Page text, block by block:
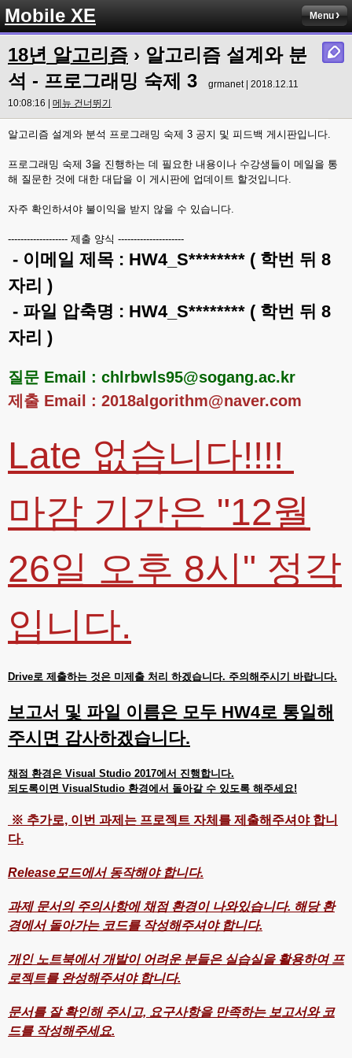
Mobile XE Menu
18년 알고리즘 › 알고리즘 설계와 분
석 - 프로그래밍 숙제 3
grmanet | 2018.12.11
10:08:16 | 메뉴 건너뛰기
알고리즘 설계와 분석 프로그래밍 숙제 3 공지 및 피드백 게시판입니다.
프로그래밍 숙제 3을 진행하는 데 필요한 내용이나 수강생들이 메일을 통
해 질문한 것에 대한 대답을 이 게시판에 업데이트 할것입니다.
자주 확인하셔야 불이익을 받지 않을 수 있습니다.
------------------- 제출 양식 ---------------------
- 이메일 제목 : HW4_S******** ( 학번 뒤 8
자리 )
- 파일 압축명 : HW4_S******** ( 학번 뒤 8
자리 )
질문 Email : chlrbwls95@sogang.ac.kr
제출 Email : 2018algorithm@naver.com
Late 없습니다!!!!
마감 기간은 "12월
26일 오후 8시" 정각
입니다.
Drive로 제출하는 것은 미제출 처리 하겠습니다. 주의해주시기 바랍니다.
보고서 및 파일 이름은 모두 HW4로 통일해
주시면 감사하겠습니다.
채점 환경은 Visual Studio 2017에서 진행합니다.
되도록이면 VisualStudio 환경에서 돌아갈 수 있도록 해주세요!
※ 추가로, 이번 과제는 프로젝트 자체를 제출해주셔야 합니
다.
Release모드에서 동작해야 합니다.
과제 문서의 주의사항에 채점 환경이 나와있습니다. 해당 환
경에서 돌아가는 코드를 작성해주셔야 합니다.
개인 노트북에서 개발이 어려운 분들은 실습실을 활용하여 프
로젝트를 완성해주셔야 합니다.
문서를 잘 확인해 주시고, 요구사항을 만족하는 보고서와 코
드를 작성해주세요.